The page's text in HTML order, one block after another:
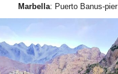
Marbella: Puerto Banus-pier